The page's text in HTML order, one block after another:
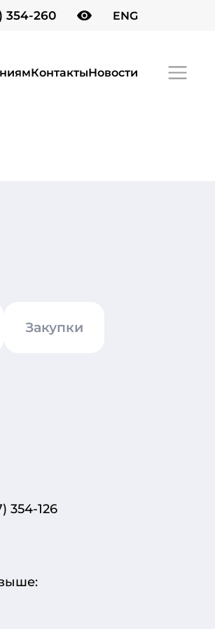
354-260 ENG
КонтактыНовости
Закупки
354-126